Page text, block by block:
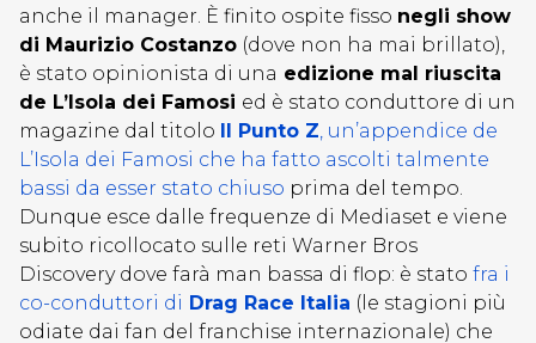
anche il manager. È finito ospite fisso negli show
di Maurizio Costanzo (dove non ha mai brillato),
è stato opinionista di una edizione mal riuscita
de L’Isola dei Famosi ed è stato conduttore di un
magazine dal titolo Il Punto Z, un’appendice de
L’Isola dei Famosi che ha fatto ascolti talmente
bassi da esser stato chiuso prima del tempo.
Dunque esce dalle frequenze di Mediaset e viene
subito ricollocato sulle reti Warner Bros
Discovery dove farà man bassa di flop: è stato fra i
co-conduttori di Drag Race Italia (le stagioni più
odiate dai fan del franchise internazionale) che